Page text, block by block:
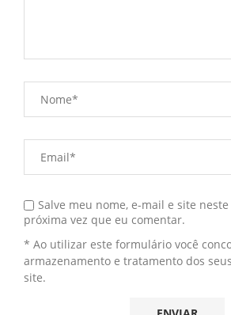
Salve meu nome, e-mail e site
próxima vez que eu comentar.
* Ao utilizar este formulário você
armazenamento e tratamento dos
site.